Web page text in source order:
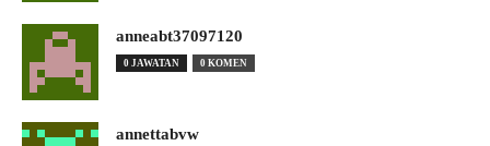
anneabt37097120
0 JAWATAN 0 KOMEN
annettabvw